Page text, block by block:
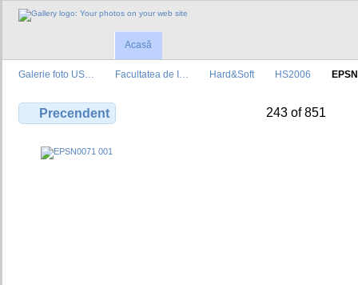
Acasă
Galerie foto US… Facultatea de I… Hard&Soft HS2006
Precendent 243 of 851